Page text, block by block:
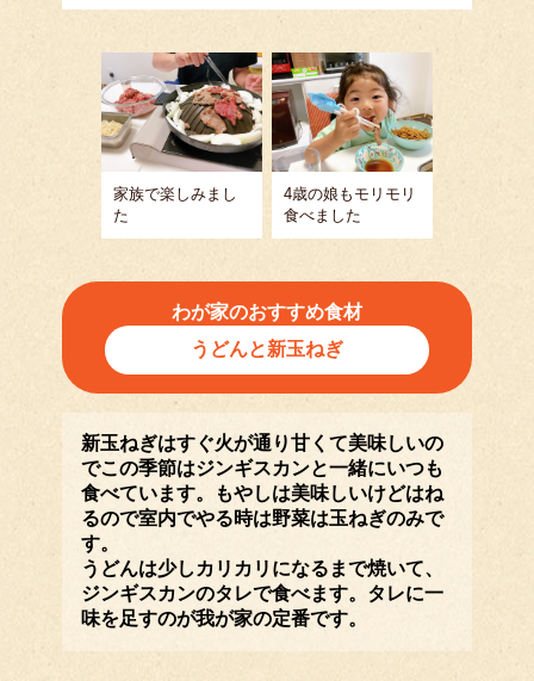
家族で楽しみまし
た
4歳の娘もモリモリ
食べました
わが家のおすすめ食材
うどんと新玉ねぎ
新玉ねぎはすぐ火が通り甘くて美味しいの
でこの季節はジンギスカンと一緒にいつも
食べています。もやしは美味しいけどはね
るので室内でやる時は野菜は玉ねぎのみで
す。
うどんは少しカリカリになるまで焼いて、
ジンギスカンのタレで食べます。タレに一
味を足すのが我が家の定番です。